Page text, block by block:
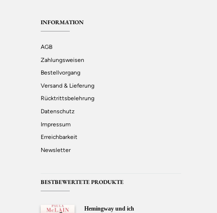
INFORMATION
AGB
Zahlungsweisen
Bestellvorgang
Versand & Lieferung
Rücktrittsbelehrung
Datenschutz
Impressum
Erreichbarkeit
Newsletter
BESTBEWERTETE PRODUKTE
Hemingway und ich